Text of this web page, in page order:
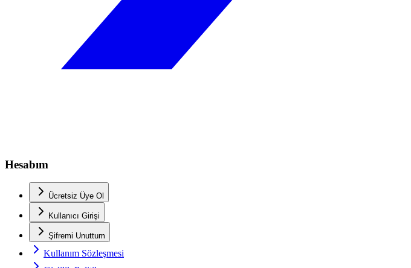
Hesabım
Ücretsiz Üye Ol
Kullanıcı Girişi
Şifremi Unuttum
Kullanım Sözleşmesi